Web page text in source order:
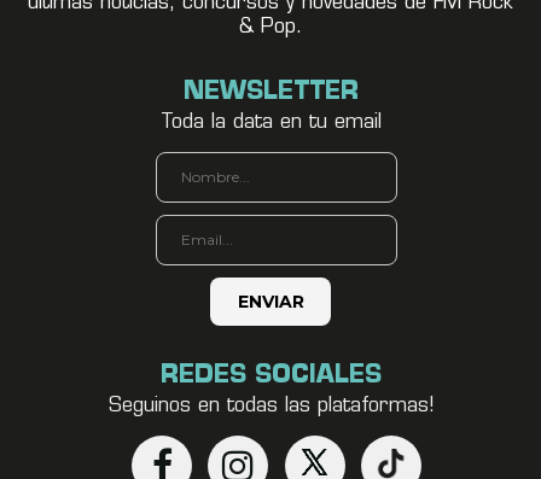
& Pop.
NEWSLETTER
Toda la data en tu email
REDES SOCIALES
Seguinos en todas las plataformas!